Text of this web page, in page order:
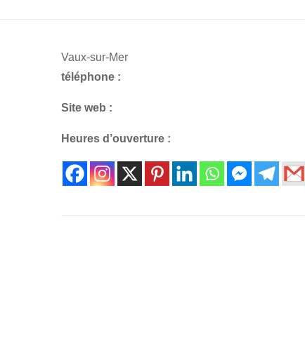
Vaux-sur-Mer
téléphone :
Site web :
Heures d’ouverture :